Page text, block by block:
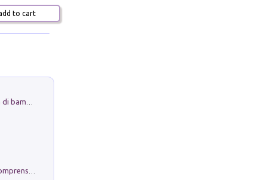
to cart
Conoscere se stessi. Guida all'autocomprensione